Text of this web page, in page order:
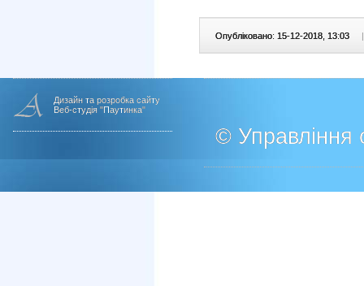
Опубліковано: 15-12-2018, 13:03 |
Дизайн та розробка сайту
Веб-студія "Паутинка"
© Управління